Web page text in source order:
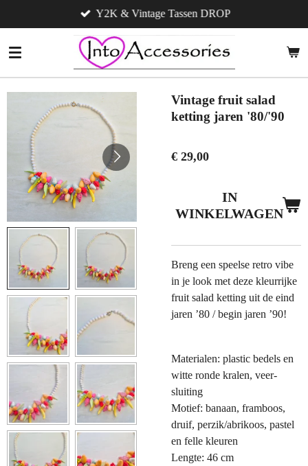
direct
naar
hoofdinhoud
Y2K & Vintage Tassen DROP
Vintage fruit salad
ketting jaren '80/'90
€ 29,00
IN
WINKELWAGEN
Breng een speelse retro vibe
in je look met deze kleurrijke
fruit salad ketting uit de eind
jaren ’80 / begin jaren ’90!
Materialen: plastic bedels en
witte ronde kralen, veer-
sluiting
Motief: banaan, framboos,
druif, perzik/abrikoos, pastel
en felle kleuren
Lengte: 46 cm